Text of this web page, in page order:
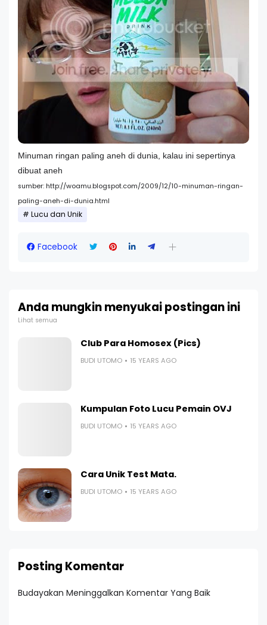
Minuman ringan paling aneh di dunia, kalau ini sepertinya
dibuat aneh
sumber: http://woamu.blogspot.com/2009/12/10-minuman-ringan-
paling-aneh-di-dunia.html
Lucu dan Unik
Facebook
Anda mungkin menyukai postingan ini
Lihat semua
Club Para Homosex (Pics)
BUDI UTOMO 15 YEARS AGO
Kumpulan Foto Lucu Pemain OVJ
BUDI UTOMO 15 YEARS AGO
Cara Unik Test Mata.
BUDI UTOMO 15 YEARS AGO
Posting Komentar
Budayakan Meninggalkan Komentar Yang Baik